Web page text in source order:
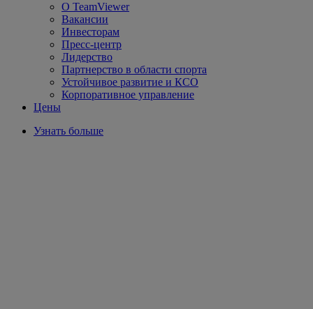
О TeamViewer
Вакансии
Инвесторам
Пресс-центр
Лидерство
Партнерство в области спорта
Устойчивое развитие и КСО
Корпоративное управление
Цены
Узнать больше